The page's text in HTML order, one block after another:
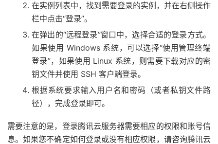
在实例列表中，找到需要登录的实例，并在右侧操作
栏中点击“登录”。
在弹出的“远程登录”窗口中，选择合适的登录方式。
如果使用 Windows 系统，可以选择“使用管理终端
登录”，如果使用 Linux 系统，则需要下载对应的密
钥文件并使用 SSH 客户端登录。
根据系统要求输入用户名和密码（或者私钥文件路
径），完成登录即可。
需要注意的是，登录腾讯云服务器需要相应的权限和账号信
息。如果您不确定如何登录或没有相应权限，请咨询腾讯云